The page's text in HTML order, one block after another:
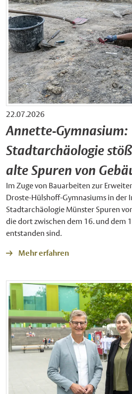
22.07.2026
Annette-Gymnasium:
Stadtarchäologie
alte Spuren von
Im Zuge von Bauarbeiten zur
Droste-Hülshoff-Gymnasiums in der
Stadtarchäologie Münster Spuren
die dort zwischen dem 16. und dem
entstanden sind.
Mehr erfahren